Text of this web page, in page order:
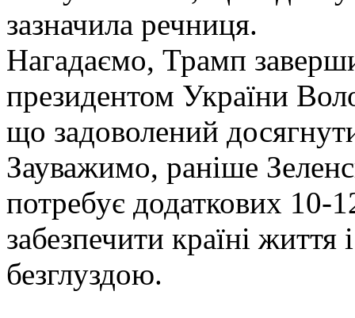
зазначила речниця.
Нагадаємо, Трамп
президентом України
що задоволений
Зауважимо, раніше
потребує додаткових 10-
забезпечити країні
безглуздою.